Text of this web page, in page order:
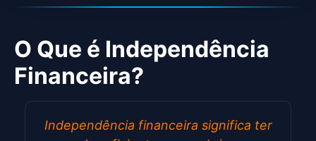
O Que é Independência
Financeira?
Independência financeira significa ter